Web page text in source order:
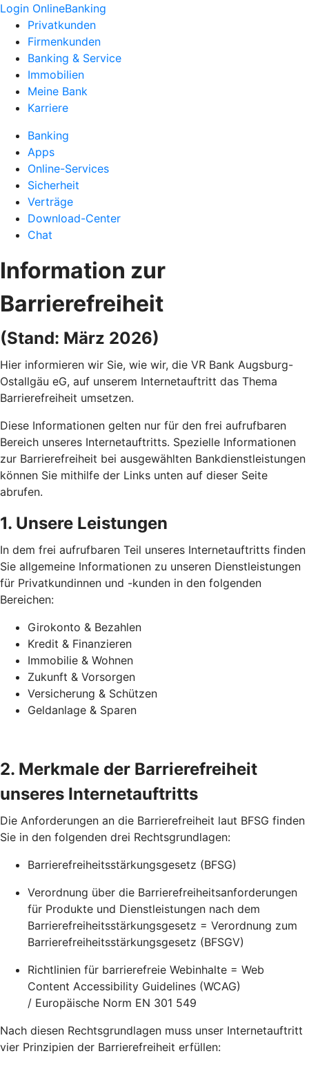
Login OnlineBanking
Privatkunden
Firmenkunden
Banking & Service
Immobilien
Meine Bank
Karriere
Banking
Apps
Online-Services
Sicherheit
Verträge
Download-Center
Chat
Information zur
Barrierefreiheit
(Stand: März 2026)
Hier informieren wir Sie, wie wir, die VR Bank Augsburg-
Ostallgäu eG, auf unserem Internetauftritt das Thema
Barrierefreiheit umsetzen.
Diese Informationen gelten nur für den frei aufrufbaren
Bereich unseres Internetauftritts. Spezielle Informationen
zur Barrierefreiheit bei ausgewählten Bankdienstleistungen
können Sie mithilfe der Links unten auf dieser Seite
abrufen.
1. Unsere Leistungen
In dem frei aufrufbaren Teil unseres Internetauftritts finden
Sie allgemeine Informationen zu unseren Dienstleistungen
für Privatkundinnen und -kunden in den folgenden
Bereichen:
Girokonto & Bezahlen
Kredit & Finanzieren
Immobilie & Wohnen
Zukunft & Vorsorgen
Versicherung & Schützen
Geldanlage & Sparen
2. Merkmale der Barrierefreiheit
unseres Internetauftritts
Die Anforderungen an die Barrierefreiheit laut BFSG finden
Sie in den folgenden drei Rechtsgrundlagen:
Barrierefreiheitsstärkungsgesetz (BFSG)
Verordnung über die Barrierefreiheitsanforderungen
für Produkte und Dienstleistungen nach dem
Barrierefreiheitsstärkungsgesetz = Verordnung zum
Barrierefreiheitsstärkungsgesetz (BFSGV)
Richtlinien für barrierefreie Webinhalte = Web
Content Accessibility Guidelines (WCAG)
/ Europäische Norm EN 301 549
Nach diesen Rechtsgrundlagen muss unser Internetauftritt
vier Prinzipien der Barrierefreiheit erfüllen: